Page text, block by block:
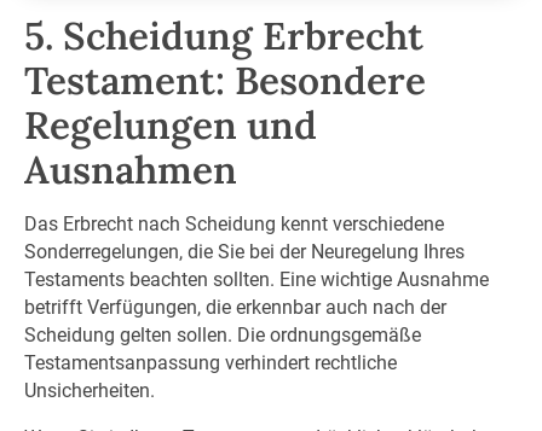
5. Scheidung Erbrecht
Testament: Besondere
Regelungen und
Ausnahmen
Das Erbrecht nach Scheidung kennt verschiedene
Sonderregelungen, die Sie bei der Neuregelung Ihres
Testaments beachten sollten. Eine wichtige Ausnahme
betrifft Verfügungen, die erkennbar auch nach der
Scheidung gelten sollen. Die ordnungsgemäße
Testamentsanpassung verhindert rechtliche
Unsicherheiten.